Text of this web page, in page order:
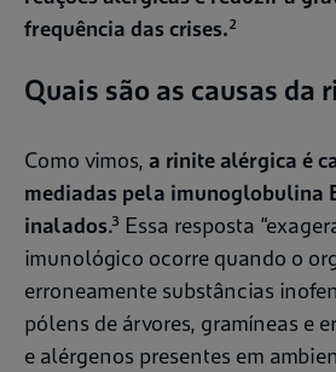
frequência das crises.²
Quais são as causas da
Como vimos, a rinite alérgica é
mediadas pela imunoglobulina
inalados.³ Essa resposta
imunológico ocorre quando o
erroneamente substâncias
pólens de árvores, gramíneas e
e alérgenos presentes em